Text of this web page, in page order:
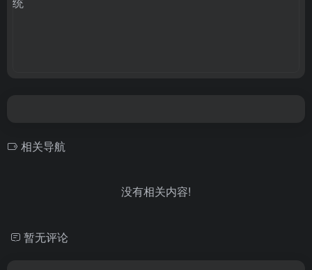
相关导航
没有相关内容!
暂无评论